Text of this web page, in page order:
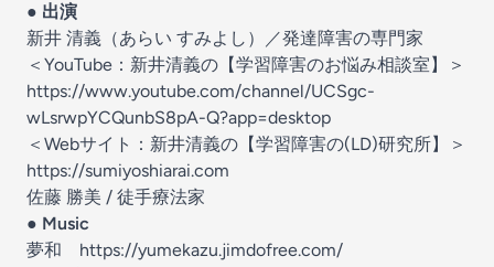
● 出演
新井 清義（あらい すみよし）／発達障害の専門家
＜YouTube：新井清義の【学習障害のお悩み相談室】＞
https://www.youtube.com/channel/UCSgc-
wLsrwpYCQunbS8pA-Q?app=desktop
＜Webサイト：新井清義の【学習障害の(LD)研究所】＞
https://sumiyoshiarai.com
佐藤 勝美 / 徒手療法家
● Music
夢和 https://yumekazu.jimdofree.com/